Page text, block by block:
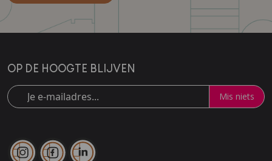
OP DE HOOGTE BLIJVEN
Mis niets